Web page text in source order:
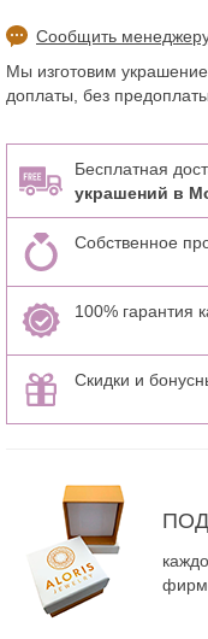
Сообщить
Мы изготовим
доплаты, без предоплаты
Бесплатная
украшений в
Собственное
100% гарантия
Скидки и